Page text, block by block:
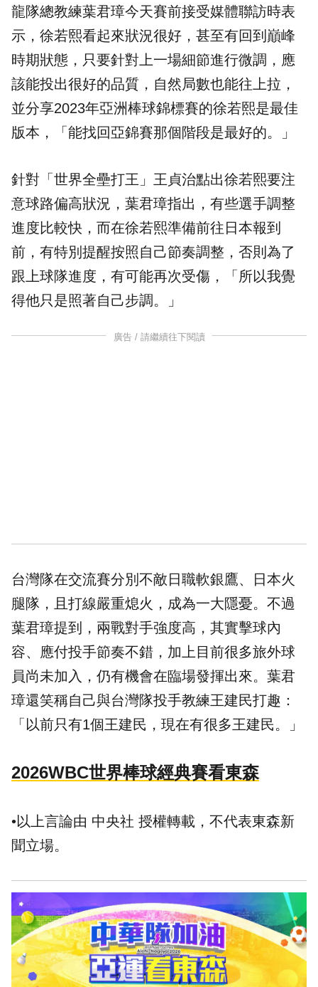
龍隊總教練葉君璋今天賽前接受媒體聯訪時表
示，徐若熙看起來狀況很好，甚至有回到巔峰
時期狀態，只要針對上一場細節進行微調，應
該能投出很好的品質，自然局數也能往上拉，
並分享2023年亞洲棒球錦標賽的徐若熙是最佳
版本，「能找回亞錦賽那個階段是最好的。」
針對「世界全壘打王」王貞治點出徐若熙要注
意球路偏高狀況，葉君璋指出，有些選手調整
進度比較快，而在徐若熙準備前往日本報到
前，有特別提醒按照自己節奏調整，否則為了
跟上球隊進度，有可能再次受傷，「所以我覺
得他只是照著自己步調。」
廣告 / 請繼續往下閱讀
台灣隊在交流賽分別不敵日職軟銀鷹、日本火
腿隊，且打線嚴重熄火，成為一大隱憂。不過
葉君璋提到，兩戰對手強度高，其實擊球內
容、應付投手節奏不錯，加上目前很多旅外球
員尚未加入，仍有機會在臨場發揮出來。葉君
璋還笑稱自己與台灣隊投手教練王建民打趣：
「以前只有1個王建民，現在有很多王建民。」
2026WBC世界棒球經典賽看東森
•以上言論由 中央社 授權轉載，不代表東森新
聞立場。